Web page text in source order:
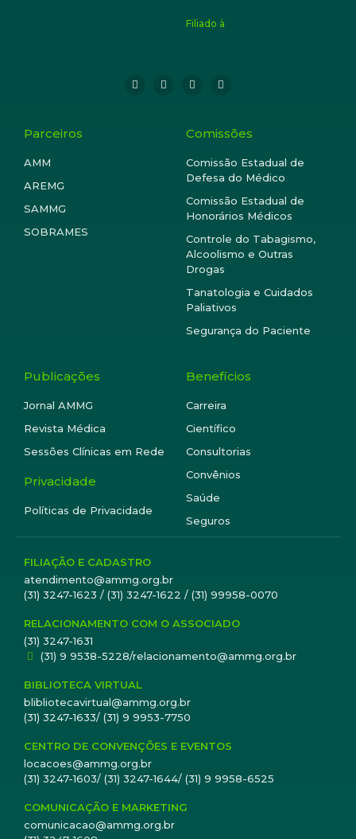
Filiado à
Parceiros
AMM
AREMG
SAMMG
SOBRAMES
Comissões
Comissão Estadual de
Defesa do Médico
Comissão Estadual de
Honorários Médicos
Controle do Tabagismo,
Alcoolismo e Outras
Drogas
Tanatologia e Cuidados
Paliativos
Segurança do Paciente
Publicações
Jornal AMMG
Revista Médica
Sessões Clínicas em Rede
Privacidade
Políticas de Privacidade
Benefícios
Carreira
Científico
Consultorias
Convênios
Saúde
Seguros
FILIAÇÃO E CADASTRO
atendimento@ammg.org.br
(31) 3247-1623 / (31) 3247-1622 / (31) 99958-0070
RELACIONAMENTO COM O ASSOCIADO
(31) 3247-1631
(31) 9 9538-5228/relacionamento@ammg.org.br
BIBLIOTECA VIRTUAL
blibliotecavirtual@ammg.org.br
(31) 3247-1633/ (31) 9 9953-7750
CENTRO DE CONVENÇÕES E EVENTOS
locacoes@ammg.org.br
(31) 3247-1603/ (31) 3247-1644/ (31) 9 9958-6525
COMUNICAÇÃO E MARKETING
comunicacao@ammg.org.br